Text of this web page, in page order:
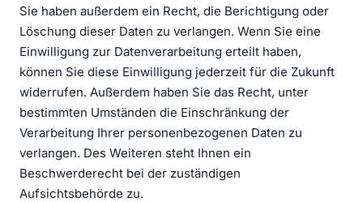
Sie haben außerdem ein Recht, die Berichtigung oder
Löschung dieser Daten zu verlangen. Wenn Sie eine
Einwilligung zur Datenverarbeitung erteilt haben,
können Sie diese Einwilligung jederzeit für die Zukunft
widerrufen. Außerdem haben Sie das Recht, unter
bestimmten Umständen die Einschränkung der
Verarbeitung Ihrer personenbezogenen Daten zu
verlangen. Des Weiteren steht Ihnen ein
Beschwerderecht bei der zuständigen
Aufsichtsbehörde zu.